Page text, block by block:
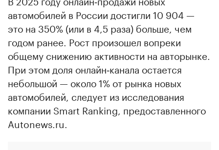
автомобилей в России достигли 10 904 —
это на 350% (или в 4,5 раза) больше, чем
годом ранее. Рост произошел вопреки
общему снижению активности на авторынке.
При этом доля онлайн‑канала остается
небольшой — около 1% от рынка новых
автомобилей, следует из исследования
компании Smart Ranking, предоставленного
Autonews.ru.